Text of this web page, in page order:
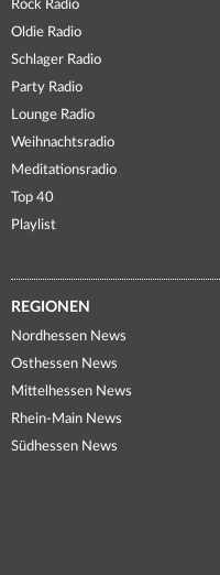
Rock Radio
Oldie Radio
Schlager Radio
Party Radio
Lounge Radio
Weihnachtsradio
Meditationsradio
Top 40
Playlist
REGIONEN
Nordhessen News
Osthessen News
Mittelhessen News
Rhein-Main News
Südhessen News